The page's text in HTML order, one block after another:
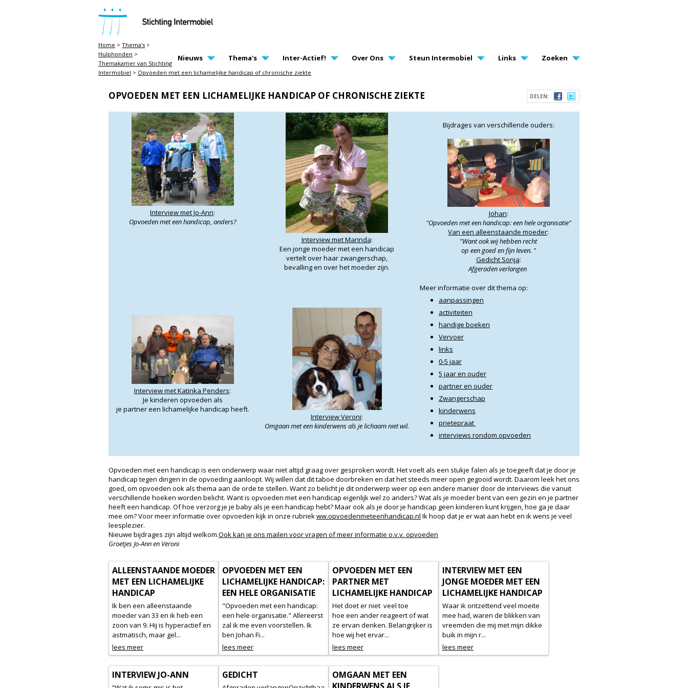
STICHTING INTERMOBIEL
MAIN PAGE NAVIGATION
Nieuws Thema's Inter-Actief! Over Ons Steun Intermobiel Links Zoeken
Home > Thema's >
Hulphonden >
Themakamer van Stichting
Intermobiel > Opvoeden met een lichamelijke handicap of chronische ziekte
DELEN:
OPVOEDEN MET EEN LICHAMELIJKE HANDICAP OF CHRONISCHE ZIEKTE
Interview met Jo-Ann:
Opvoeden met een handicap, anders?
Interview met Marinda:
Een jonge moeder met een handicap
vertelt over haar zwangerschap,
bevalling en over het moeder zijn.
Bijdrages van verschillende ouders:
Johan:
"Opvoeden met een handicap: een hele organisatie"
Van een alleenstaande moeder:
"Want ook wij hebben recht
op een goed en fijn leven. "
Gedicht Sonja:
Afgeraden verlangen
Interview met Katinka Penders:
Je kinderen opvoeden als
je partner een lichamelijke handicap heeft.
Interview Veroni:
Omgaan met een kinderwens als je lichaam niet wil.
Meer informatie over dit thema op:
aanpassingen
activiteiten
handige boeken
Vervoer
links
0-5 jaar
5 jaar en ouder
partner en ouder
Zwangerschap
kinderwens
prietepraat
interviews rondom opvoeden
Opvoeden met een handicap is een onderwerp waar niet altijd graag over gesproken wordt. Het voelt als een stukje falen als je toegeeft dat je door je
handicap tegen dingen in de opvoeding aanloopt. Wij willen dat dit taboe doorbreken en dat het steeds meer open gegooid wordt. Daarom leek het ons
goed, om opvoeden ook als thema aan de orde te stellen. Want zo belicht je dit onderwerp weer op een andere manier door de interviews die vanuit
verschillende hoeken worden belicht. Want is opvoeden met een handicap eigenlijk wel zo anders? Wat als je moeder bent van een gezin en je partner
heeft een handicap. Of hoe verzorg je je baby als je een handicap hebt? Maar ook als je door je handicap geen kinderen kunt krijgen, hoe ga je daar
mee om? Voor meer informatie over opvoeden kijk in onze rubriekww.opvoedenmeteenhandicap.nl Ik hoop dat je er wat aan hebt en ik wens je veel
leesplezier.
Nieuwe bijdrages zijn altijd welkom.Ook kan je ons mailen voor vragen of meer informatie o.v.v. opvoeden
Groetjes Jo-Ann en Veroni
ALLEENSTAANDE MOEDER
MET EEN LICHAMELIJKE
HANDICAP
Ik ben een alleenstaande
moeder van 33 en ik heb een
zoon van 9. Hij is hyperactief en
astmatisch, maar gel...
lees meer
OPVOEDEN MET EEN
LICHAMELIJKE HANDICAP:
EEN HELE ORGANISATIE
"Opvoeden met een handicap:
een hele organisatie." Allereerst
zal ik me even voorstellen. Ik
ben Johan Fi...
lees meer
OPVOEDEN MET EEN
PARTNER MET
LICHAMELIJKE HANDICAP
Het doet er niet veel toe
hoe een ander reageert of wat
ze ervan denken. Belangrijker is
hoe wij het ervar...
lees meer
INTERVIEW MET EEN
JONGE MOEDER MET EEN
LICHAMELIJKE HANDICAP
Waar ik ontzettend veel moeite
mee had, waren de blikken van
vreemden die mij met mijn dikke
buik in mijn r...
lees meer
INTERVIEW JO-ANN GEDICHT
OMGAAN MET EEN